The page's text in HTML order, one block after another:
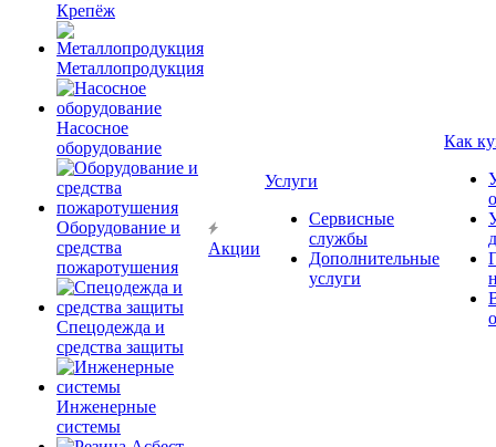
Крепёж
Металлопродукция
Насосное
оборудование
Оборудование и
средства
пожаротушения
Спецодежда и
средства защиты
Инженерные
системы
Акции
Услуги
Сервисные
службы
Дополнительные
услуги
Как